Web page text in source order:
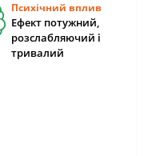
Психічний вплив
Ефект потужний,
розслабляючий і
тривалий